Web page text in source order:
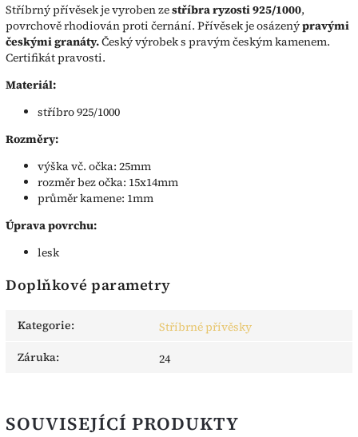
Stříbrný přívěsek je vyroben zestříbra ryzosti 925/1000,
povrchově rhodiován proti černání. Přívěsek je osázenýpravými
českými granáty.Český výrobek s pravým českým kamenem.
Certifikát pravosti.
Materiál:
stříbro 925/1000
Rozměry:
výška vč. očka: 25mm
rozměr bez očka: 15x14mm
průměr kamene: 1mm
Úprava povrchu:
lesk
Doplňkové parametry
Kategorie:
Stříbrné přívěsky
Záruka: 24
SOUVISEJÍCÍ PRODUKTY